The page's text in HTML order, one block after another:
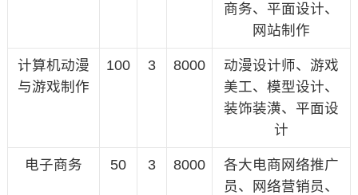
商务、平面设计、
网站制作
计算机动漫
与游戏制作
100 3 8000
动漫设计师、游戏
美工、模型设计、
装饰装潢、平面设
计
电子商务 50 3 8000
各大电商网络推广
员、网络营销员、